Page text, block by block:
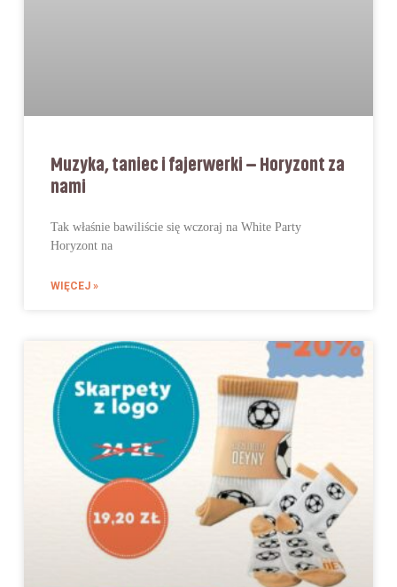
Muzyka, taniec i fajerwerki – Horyzont za
nami
Tak właśnie bawiliście się wczoraj na White Party
Horyzont na
WIĘCEJ »